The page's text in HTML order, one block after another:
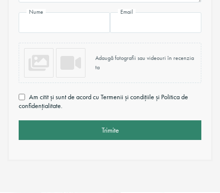
Nume Email
Adaugă fotografii sau videouri în recenzia
ta
Am citit și sunt de acord cu Termenii și condițiile și Politica de
confidențialitate.
Trimite